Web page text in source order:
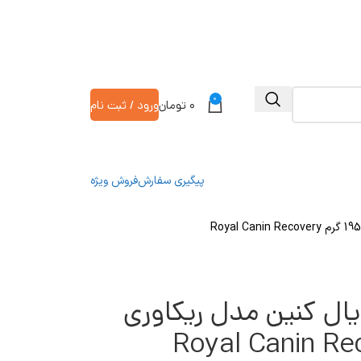
0 ۰تومانورود / ثبت نام
پیگیری سفارشفروش ویژه
کنین مدل ریکاوری